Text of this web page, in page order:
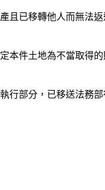
且已移轉他人而無法
本件土地為不當取得
行部分，已移送法務